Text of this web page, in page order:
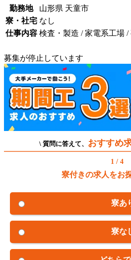
勤務地
山形県 天童市
寮・社宅 なし
仕事内容 検査・製造 / 家電系工場 /
募集が停止しています
\ 質問に答えて、 おすすめ
1 / 4
寮付きの求人をお
寮あ
寮な